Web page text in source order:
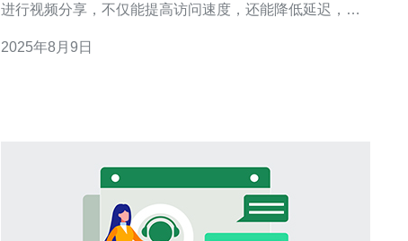
进行视频分享，不仅能提高访问速度，还能降低延迟，确
装与配置教程，帮助您找到最佳选择和最便宜的方案，让
2025年8月9日